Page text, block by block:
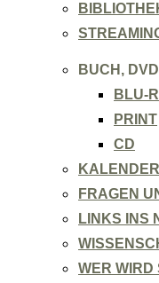
BUCH,
BLU-
PRINT
CD
KALENDER
FRAGEN
LINKS INS
WER WIRD